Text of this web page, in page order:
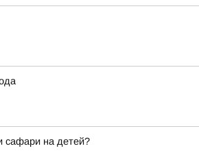
сафари на детей?